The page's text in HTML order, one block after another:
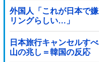
外国人「これが日本で
リングらしい…」
日本旅行キャンセルす
山の兆し＝韓国の反応